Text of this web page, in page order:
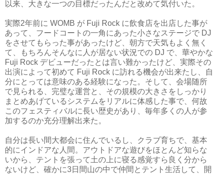
以来、大きな一つの目標だったんだと改めて気付いた。
実際2年前に WOMB が Fuji Rock に飲食店を出店した事が
あって、フードコートの一角にあった小さなステージで DJ
をさせてもらった事があったけど、朝方で天気もよく無く
て、もちろんそんなに人が居ない状況での DJ で、華やかな
Fuji Rock デビューだったとは言い難かったけど、実際その
出演によって初めて Fuji Rock に訪れる機会が出来たし、自
分にとっては意味のある経験になった。そして、会場随所
で見られる、完璧な運営と、その規模の大きさをしっかり
まとめあげているシステムをリアルに体感した事で、何故
このフェスティバルに長い歴史があり、毎年多くの人が参
加するのか充分理解出来た。
自分は長い間大都会に住んでいるし、クラブ育ちで、基本
的にインドアな人間。アウトドアな遊びをほとんど知らな
いから、テントを張って土の上に寝る感覚すら良く分から
ないけど、確かに3日間山の中で仲間とテント生活して、開